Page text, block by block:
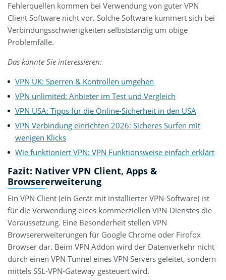
Fehlerquellen kommen bei Verwendung von guter VPN
Client Software nicht vor. Solche Software kümmert sich bei
Verbindungsschwierigkeiten selbstständig um obige
Problemfälle.
Das könnte Sie interessieren:
VPN UK: Sperren & Kontrollen umgehen
VPN unlimited: Anbieter im Test und Vergleich
VPN USA: Tipps für die Online-Sicherheit in den USA
VPN Verbindung einrichten 2026: Sicheres Surfen mit
wenigen Klicks
Wie funktioniert VPN: VPN Funktionsweise einfach erklärt
Fazit: Nativer VPN Client, Apps &
Browsererweiterung
Ein VPN Client (ein Gerät mit installierter VPN-Software) ist
für die Verwendung eines kommerziellen VPN-Dienstes die
Voraussetzung. Eine Besonderheit stellen VPN
Browsererweiterungen für Google Chrome oder Firofox
Browser dar. Beim VPN Addon wird der Datenverkehr nicht
durch einen VPN Tunnel eines VPN Servers geleitet, sondern
mittels SSL-VPN-Gateway gesteuert wird.